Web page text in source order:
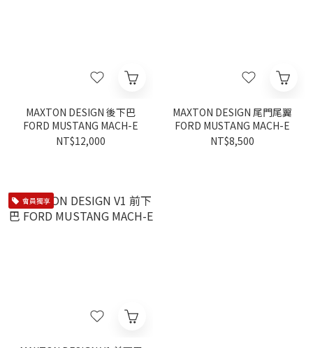
MAXTON DESIGN 後下巴
FORD MUSTANG MACH-E
NT$12,000
MAXTON DESIGN 尾門尾翼
FORD MUSTANG MACH-E
NT$8,500
會員獨享